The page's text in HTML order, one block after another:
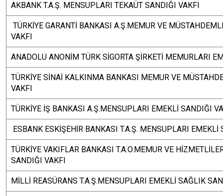
AKBANK T.A.Ş. MENSUPLARI TEKAÜT SANDIĞI VAKFI
TÜRKİYE GARANTİ BANKASI A.Ş.MEMUR VE
VAKFI
ANADOLU ANONİM TÜRK SİGORTA ŞİRKETİ MEMURLARI
TÜRKİYE SİNAİ KALKINMA BANKASI MEMUR VE
VAKFI
TÜRKİYE İŞ BANKASI A.Ş.MENSUPLARI EMEKLİ SANDIĞI
ESBANK ESKİŞEHİR BANKASI T.A.Ş. MENSUPLARI EMEKLİ
TÜRKİYE VAKIFLAR BANKASI T.A.O.MEMUR VE
SANDIĞI VAKFI
MİLLİ REASÜRANS T.A.Ş.MENSUPLARI EMEKLİ SAĞLIK